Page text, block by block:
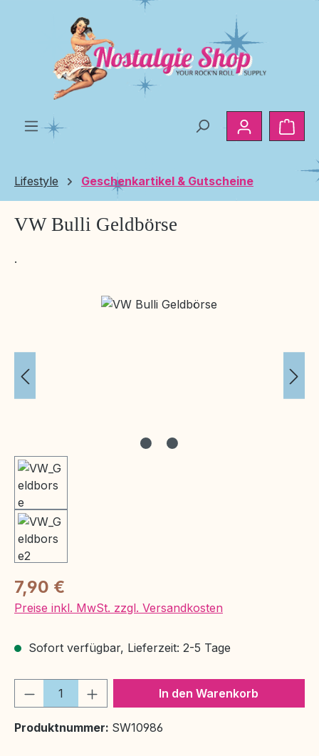
Zum Hauptinhalt springen
Lifestyle Geschenkartikel & Gutscheine
VW Bulli Geldbörse
.
Bildergalerie überspringen
Regulärer Preis:
7,90 €
Preise inkl. MwSt. zzgl. Versandkosten
Sofort verfügbar, Lieferzeit: 2-5 Tage
Produkt Anzahl: Gib denIn den Warenkorb
Produktnummer: SW10986